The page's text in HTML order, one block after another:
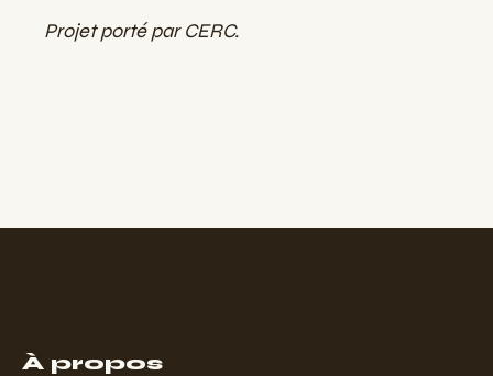
Projet porté par CERC.
À propos